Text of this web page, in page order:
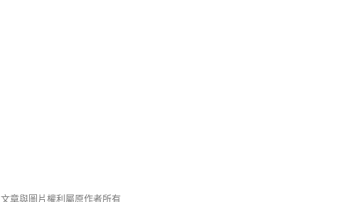
文章與圖片權利屬原作者所有